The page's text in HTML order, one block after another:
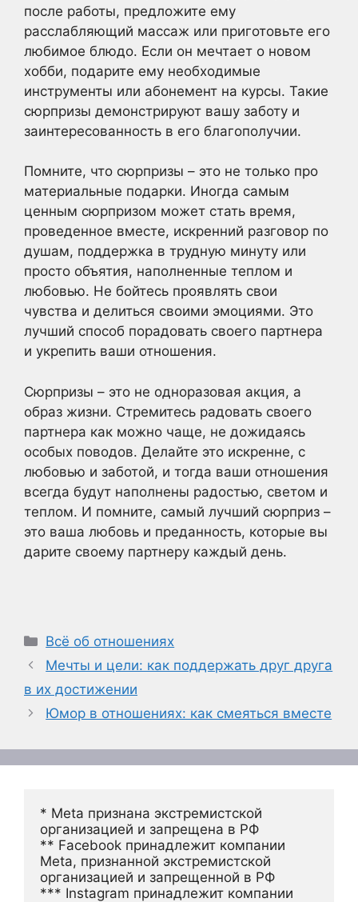
после работы, предложите ему
расслабляющий массаж или приготовьте его
любимое блюдо. Если он мечтает о новом
хобби, подарите ему необходимые
инструменты или абонемент на курсы. Такие
сюрпризы демонстрируют вашу заботу и
заинтересованность в его благополучии.
Помните, что сюрпризы – это не только про
материальные подарки. Иногда самым
ценным сюрпризом может стать время,
проведенное вместе, искренний разговор по
душам, поддержка в трудную минуту или
просто объятия, наполненные теплом и
любовью. Не бойтесь проявлять свои
чувства и делиться своими эмоциями. Это
лучший способ порадовать своего партнера
и укрепить ваши отношения.
Сюрпризы – это не одноразовая акция, а
образ жизни. Стремитесь радовать своего
партнера как можно чаще, не дожидаясь
особых поводов. Делайте это искренне, с
любовью и заботой, и тогда ваши отношения
всегда будут наполнены радостью, светом и
теплом. И помните, самый лучший сюрприз –
это ваша любовь и преданность, которые вы
дарите своему партнеру каждый день.
Рубрики
Всё об отношениях
Мечты и цели: как поддержать друг друга
в их достижении
Юмор в отношениях: как смеяться вместе
* Meta признана экстремистской
организацией и запрещена в РФ
** Facebook принадлежит компании
Meta, признанной экстремистской
организацией и запрещенной в РФ
*** Instagram принадлежит компании